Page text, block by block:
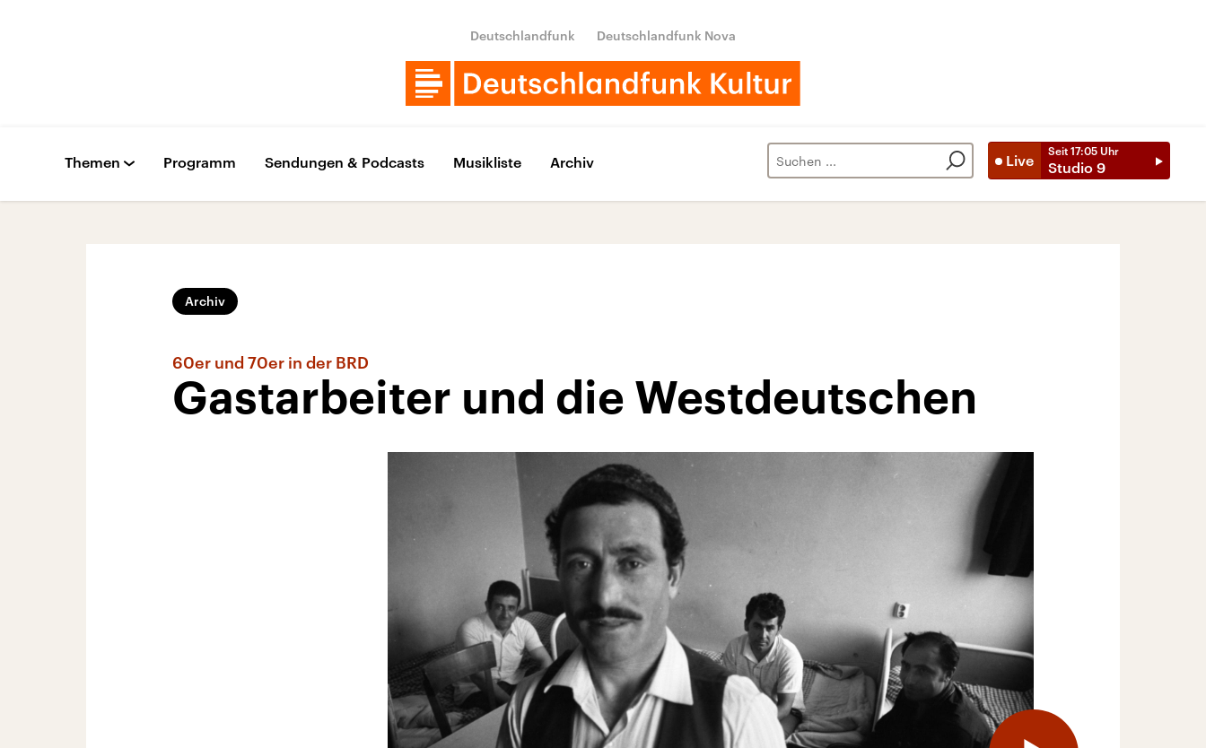
Deutschlandfunk Deutschlandfunk Nova
Live
Seit 17:05 Uhr
Studio 9
Themen Programm Sendungen & Podcasts Musikliste Archiv
Archiv
60er und 70er in der BRD
Gastarbeiter und die Westdeutschen